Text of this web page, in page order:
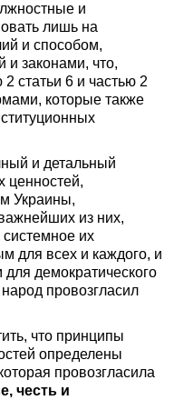
и
лишь на
и способом,
и законами, что,
статьи 6 и частью 2
которые также
и детальный
ценностей,
Украины,
из них,
системное их
для всех и каждого, и
демократического
провозгласил
что принципы
определены
провозгласила
честь и